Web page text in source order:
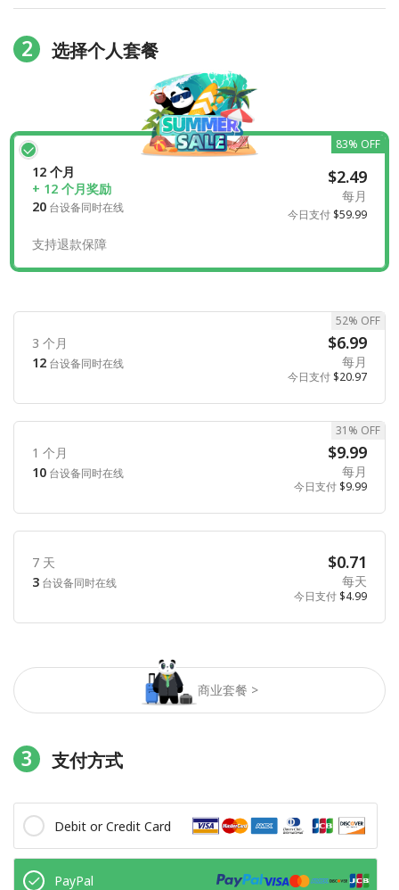
2 选择个人套餐
商业套餐 >
12 个月
+ 12 个月奖励
20 台设备同时在线
$2.49
每月
今日支付 $59.99
83% OFF
支持退款保障
3 个月
12 台设备同时在线
$6.99
每月
今日支付 $20.97
52% OFF
1 个月
10 台设备同时在线
$9.99
每月
今日支付 $9.99
31% OFF
7 天
3 台设备同时在线
$0.71
每天
今日支付 $4.99
3 支付方式
Debit or Credit Card
PayPal